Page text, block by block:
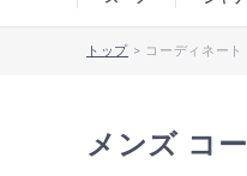
トップ > コーディネート
メンズ コ